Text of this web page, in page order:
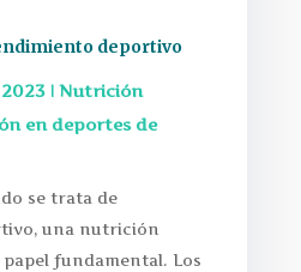
deportivo
| Nutrición
en deportes de
se trata de
una nutrición
fundamental. Los